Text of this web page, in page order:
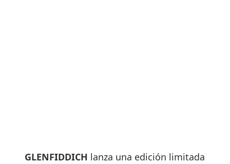
GLENFIDDICH lanza una edición limitada